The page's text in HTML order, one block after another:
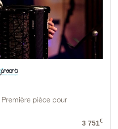
Première pièce pour
3 751€